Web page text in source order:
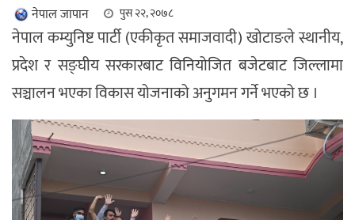
नेपाल जापान पुस २२, २०७८
नेपाल कम्युनिष्ट पार्टी (एकीकृत समाजवादी) खोटाङले स्थानीय,
प्रदेश र सङ्घीय सरकारबाट विनियोजित बजेटबाट जिल्लामा
सञ्चालन भएका विकास योजनाको अनुगमन गर्ने भएको छ ।